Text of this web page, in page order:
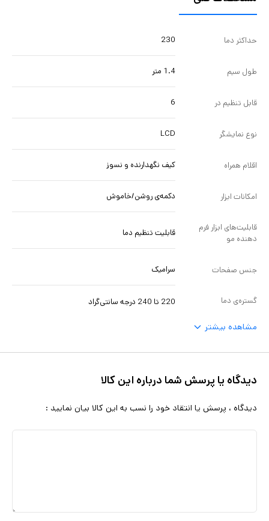
حداکثر دما 230
طول سیم 1.4 متر
قابل تنظیم در 6
نوع نمایشگر LCD
اقلام همراه کیف نگهدارنده و نسوز
امکانات ابزار دکمه‌ی روشن/خاموش
قابلیت‌های ابزار فرم
دهنده مو
قابلیت تنظیم دما
جنس صفحات سرامیک
گستره‌ی دما 220 تا 240 درجه سانتی‌گراد
مشاهده بیشتر
دیدگاه یا پرسش شما درباره این کالا
دیدگاه ، پرسش یا انتقاد خود را نسب به این کالا بیان نمایید :